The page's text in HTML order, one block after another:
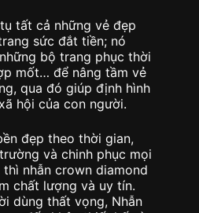
tất cả những vẻ đẹp
sức đắt tiền; nó
bộ trang phục thời
mốt… để nâng tầm vẻ
qua đó giúp định hình
hội của con người.
đẹp theo thời gian,
và chinh phục mọi
nhẫn crown diamond
chất lượng và uy tín.
dùng thất vọng, Nhẫn